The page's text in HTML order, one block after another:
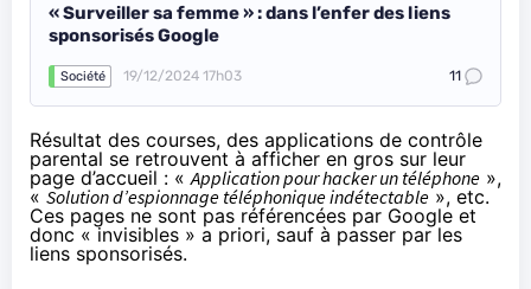
« Surveiller sa femme » : dans l’enfer des liens
sponsorisés Google
Société 19/12/2024 17h03 11
Résultat des courses, des applications de contrôle
parental se retrouvent à afficher en gros sur leur
page d’accueil : « Application pour hacker un téléphone »,
« Solution d’espionnage téléphonique indétectable», etc.
Ces pages ne sont pas référencées par Google et
donc « invisibles » a priori, sauf à passer par les
liens sponsorisés.